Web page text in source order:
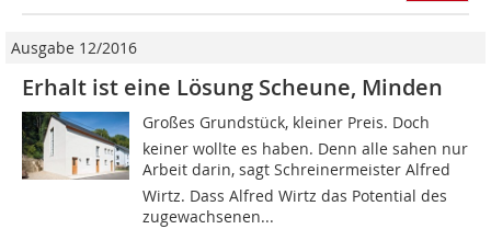
Ausgabe 12/2016
Erhalt ist eine Lösung Scheune, Minden
Großes Grundstück, kleiner Preis. Doch
keiner wollte es haben. Denn alle sahen nur
Arbeit darin, sagt Schreinermeister Alfred
Wirtz. Dass Alfred Wirtz das Potential des
zugewachsenen...